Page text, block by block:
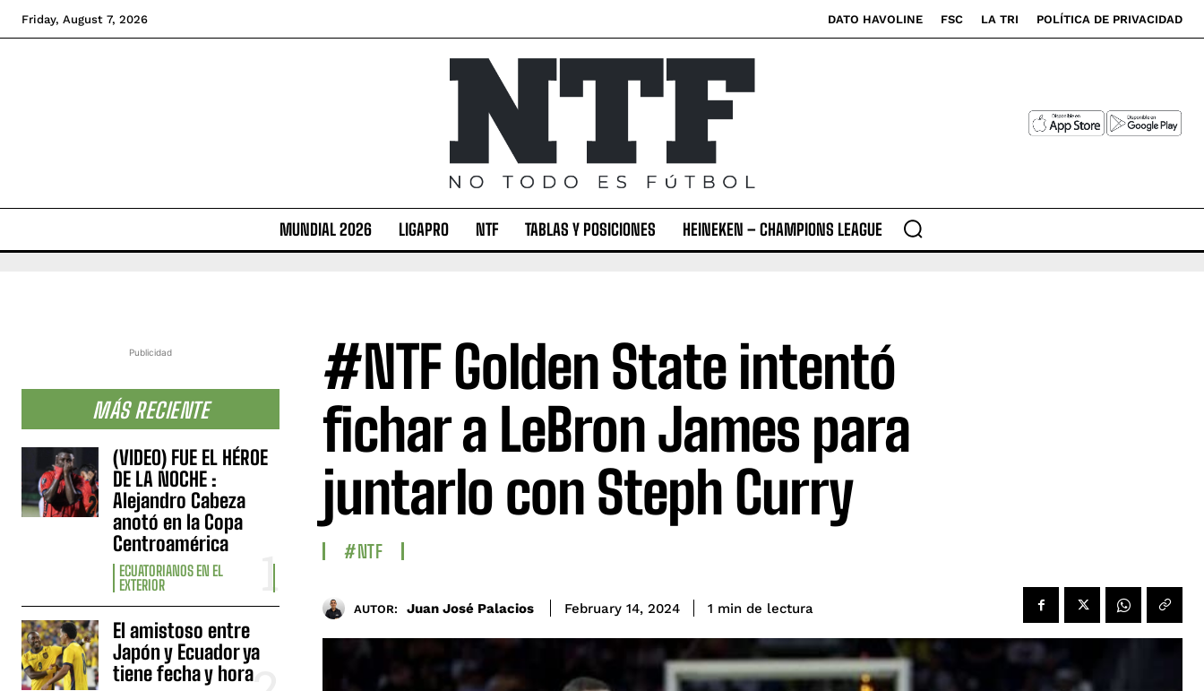
Friday, August 7, 2026 DATO HAVOLINE FSC LA TRI POLÍTICA DE PRIVACIDAD
MUNDIAL 2026 LIGAPRO NTF TABLAS Y POSICIONES HEINEKEN – CHAMPIONS LEAGUE
Publicidad
MÁS RECIENTE
(VIDEO) FUE EL HÉROE
DE LA NOCHE :
Alejandro Cabeza
anotó en la Copa
Centroamérica
ECUATORIANOS EN EL
EXTERIOR
El amistoso entre
Japón y Ecuador ya
tiene fecha y hora
#NTF Golden State intentó
fichar a LeBron James para
juntarlo con Steph Curry
#NTF
AUTOR: Juan José Palacios February 14, 2024 1 min de lectura